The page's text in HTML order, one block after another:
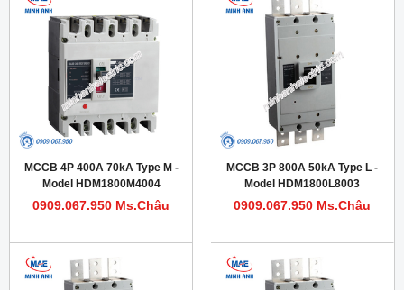
MCCB 4P 400A 70kA Type M -
Model HDM1800M4004
0909.067.950 Ms.Châu
MCCB 3P 800A 50kA Type L -
Model HDM1800L8003
0909.067.950 Ms.Châu